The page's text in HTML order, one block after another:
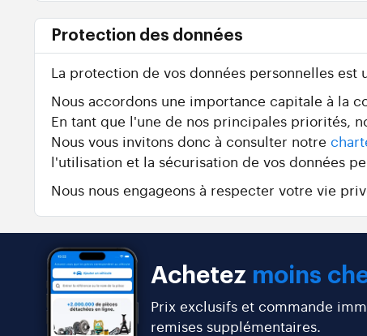
Protection des données
La protection de vos données personnelles
Nous accordons une importance capitale à la
En tant que l'une de nos principales priorités,
Nous vous invitons donc à consulter notre
l'utilisation et la sécurisation de vos données
Nous nous engageons à respecter votre vie
Achetez moins
Prix exclusifs et commande
remises supplémentaires.